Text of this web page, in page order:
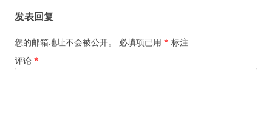
航
发表回复
您的邮箱地址不会被公开。 必填项已用 * 标注
评论 *